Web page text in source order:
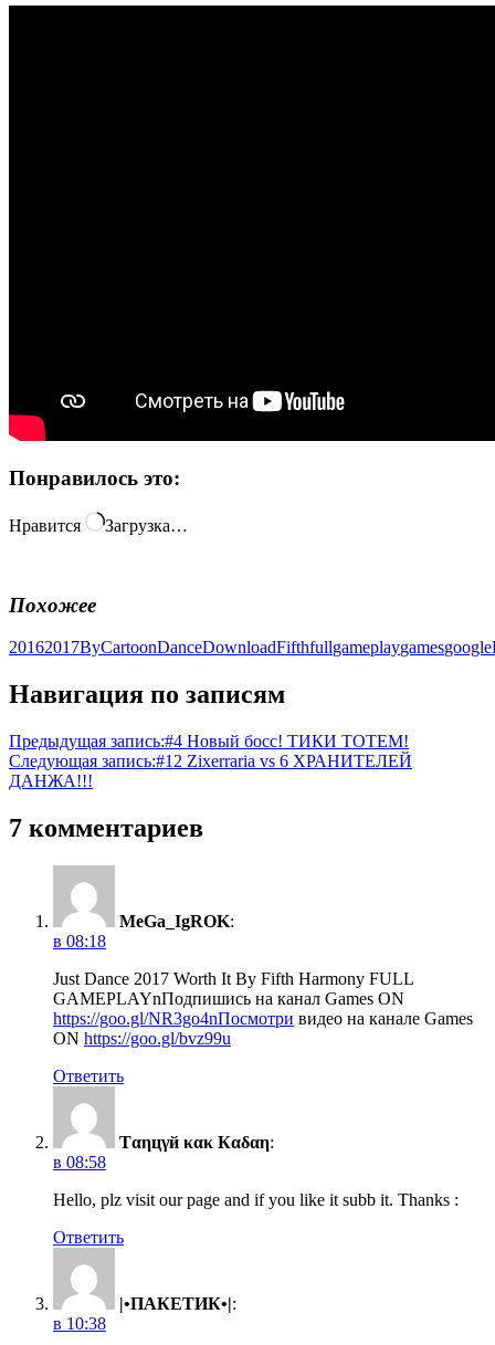
Понравилось это:
Нравится Загрузка…
Похожее
20162017ByCartoonDanceDownloadFifthfullgameplaygamesgoogle
Навигация по записям
Предыдущая запись:#4 Новый босс! ТИКИ ТОТЕМ!
Следующая запись:#12 Zixerraria vs 6 ХРАНИТЕЛЕЙ
ДАНЖА!!!
7 комментариев
MeGa_IgROK:
в 08:18
Just Dance 2017 Worth It By Fifth Harmony FULL
GAMEPLAYnПодпишись на канал Games ON
https://goo.gl/NR3go4nПосмотри видео на канале Games
ON https://goo.gl/bvz99u
Ответить
Тαηцγй κακ Кαδαη:
в 08:58
Hello, plz visit our page and if you like it subb it. Thanks :
Ответить
|•ПАКЕТИК•|:
в 10:38